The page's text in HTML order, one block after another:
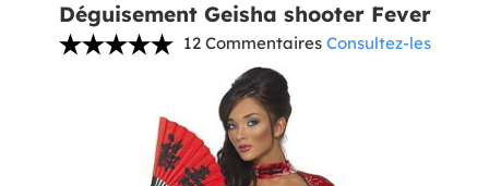
Déguisement Geisha shooter Fever
12 Commentaires Consultez-les